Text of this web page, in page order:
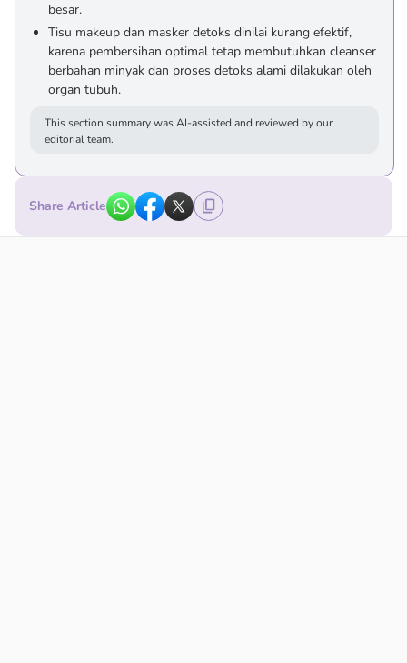
besar.
Tisu makeup dan masker detoks dinilai kurang efektif,
karena pembersihan optimal tetap membutuhkan cleanser
berbahan minyak dan proses detoks alami dilakukan oleh
organ tubuh.
This section summary was AI-assisted and reviewed by our
editorial team.
Share Article